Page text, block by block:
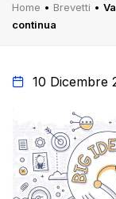
Home • Brevetti •
continua
10 Dicembre